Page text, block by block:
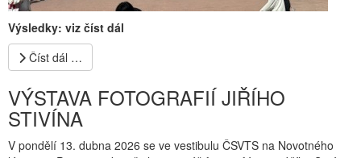
Výsledky: viz číst dál
Číst dál …
VÝSTAVA FOTOGRAFIÍ JIŘÍHO
STIVÍNA
V pondělí 13. dubna 2026 se ve vestibulu ČSVTS na Novotného